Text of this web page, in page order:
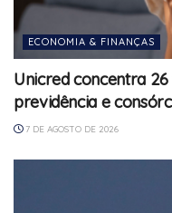
ECONOMIA & FINANÇAS
Unicred concentra
previdência e
7 DE AGOSTO DE 2026